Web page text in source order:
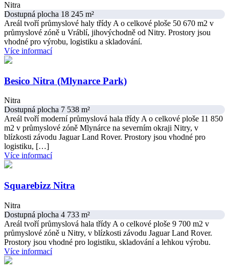
Nitra
Dostupná plocha 18 245 m²
Areál tvoří průmyslové haly třídy A o celkové ploše 50 670 m2 v
průmyslové zóně u Vráblí, jihovýchodně od Nitry. Prostory jsou
vhodné pro výrobu, logistiku a skladování.
Více informací
Besico Nitra (Mlynarce Park)
Nitra
Dostupná plocha 7 538 m²
Areál tvoří moderní průmyslová hala třídy A o celkové ploše 11 850
m2 v průmyslové zóně Mlynárce na severním okraji Nitry, v
blízkosti závodu Jaguar Land Rover. Prostory jsou vhodné pro
logistiku, […]
Více informací
Squarebizz Nitra
Nitra
Dostupná plocha 4 733 m²
Areál tvoří průmyslová hala třídy A o celkové ploše 9 700 m2 v
průmyslové zóně u Nitry, v blízkosti závodu Jaguar Land Rover.
Prostory jsou vhodné pro logistiku, skladování a lehkou výrobu.
Více informací